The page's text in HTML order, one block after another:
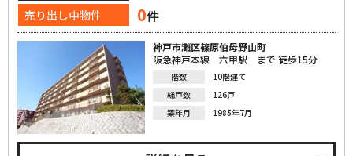
売り出し中物件 0件
神戸市灘区篠原伯母野山町
阪急神戸本線 六甲駅 まで 徒歩15分
階数
10階建て
総戸数
126戸
築年月
1985年7月